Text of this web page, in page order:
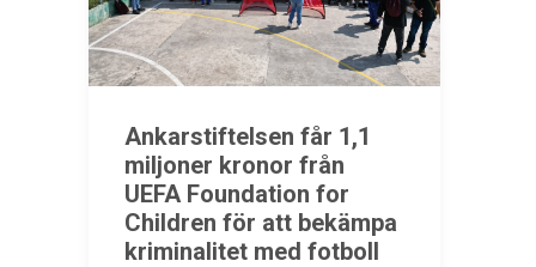
Ankarstiftelsen får 1,1
miljoner kronor från
UEFA Foundation for
Children för att bekämpa
kriminalitet med fotboll